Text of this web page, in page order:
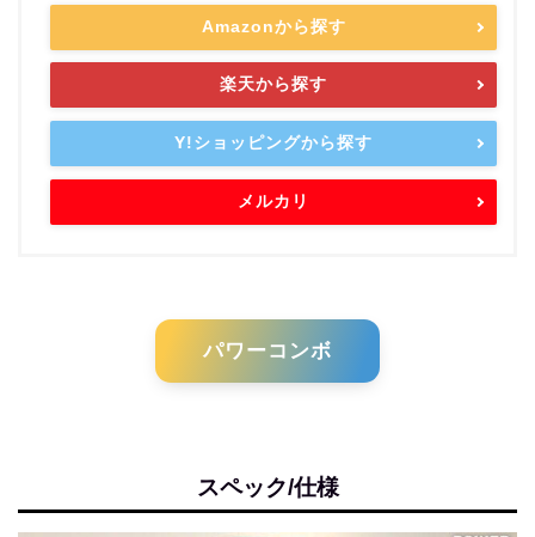
Amazonから探す
楽天から探す
Y!ショッピングから探す
メルカリ
パワーコンボ
スペック/仕様